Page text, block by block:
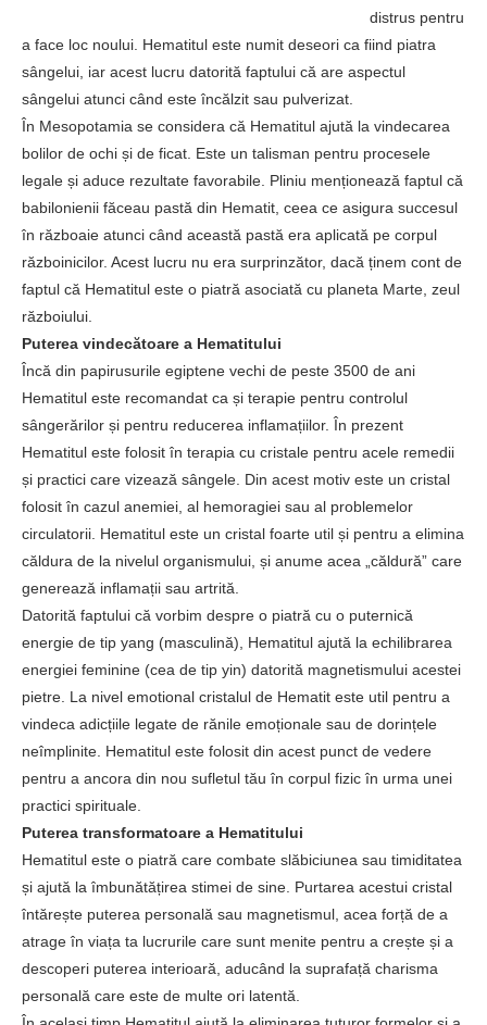
distrus pentru
a face loc noului. Hematitul este numit deseori ca fiind piatra
sângelui, iar acest lucru datorită faptului că are aspectul
sângelui atunci când este încălzit sau pulverizat.
În Mesopotamia se considera că Hematitul ajută la vindecarea
bolilor de ochi și de ficat. Este un talisman pentru procesele
legale și aduce rezultate favorabile. Pliniu menționează faptul că
babilonienii făceau pastă din Hematit, ceea ce asigura succesul
în războaie atunci când această pastă era aplicată pe corpul
războinicilor. Acest lucru nu era surprinzător, dacă ținem cont de
faptul că Hematitul este o piatră asociată cu planeta Marte, zeul
războiului.
Puterea vindecătoare a Hematitului
Încă din papirusurile egiptene vechi de peste 3500 de ani
Hematitul este recomandat ca și terapie pentru controlul
sângerărilor și pentru reducerea inflamațiilor. În prezent
Hematitul este folosit în terapia cu cristale pentru acele remedii
și practici care vizează sângele. Din acest motiv este un cristal
folosit în cazul anemiei, al hemoragiei sau al problemelor
circulatorii. Hematitul este un cristal foarte util și pentru a elimina
căldura de la nivelul organismului, și anume acea „căldură” care
generează inflamații sau artrită.
Datorită faptului că vorbim despre o piatră cu o puternică
energie de tip yang (masculină), Hematitul ajută la echilibrarea
energiei feminine (cea de tip yin) datorită magnetismului acestei
pietre. La nivel emotional cristalul de Hematit este util pentru a
vindeca adicțiile legate de rănile emoționale sau de dorințele
neîmplinite. Hematitul este folosit din acest punct de vedere
pentru a ancora din nou sufletul tău în corpul fizic în urma unei
practici spirituale.
Puterea transformatoare a Hematitului
Hematitul este o piatră care combate slăbiciunea sau timiditatea
și ajută la îmbunătățirea stimei de sine. Purtarea acestui cristal
întărește puterea personală sau magnetismul, acea forță de a
atrage în viața ta lucrurile care sunt menite pentru a crește și a
descoperi puterea interioară, aducând la suprafață charisma
personală care este de multe ori latentă.